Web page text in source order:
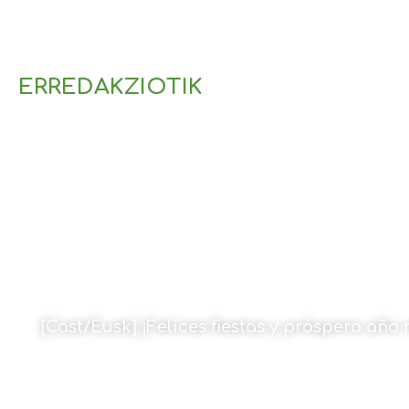
ERREDAKZIOTIK
[Cast/Eusk] ¡Felices fiestas y próspero año